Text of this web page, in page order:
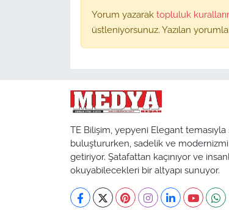
Yorum yazarak topluluk
üstleniyorsunuz. Yazılan
TE Bilişim, yepyeni Elegant temasıyla
buluştururken, sadelik ve
getiriyor. Şatafattan kaçınıyor ve
okuyabilecekleri bir altyapı sunuyor.